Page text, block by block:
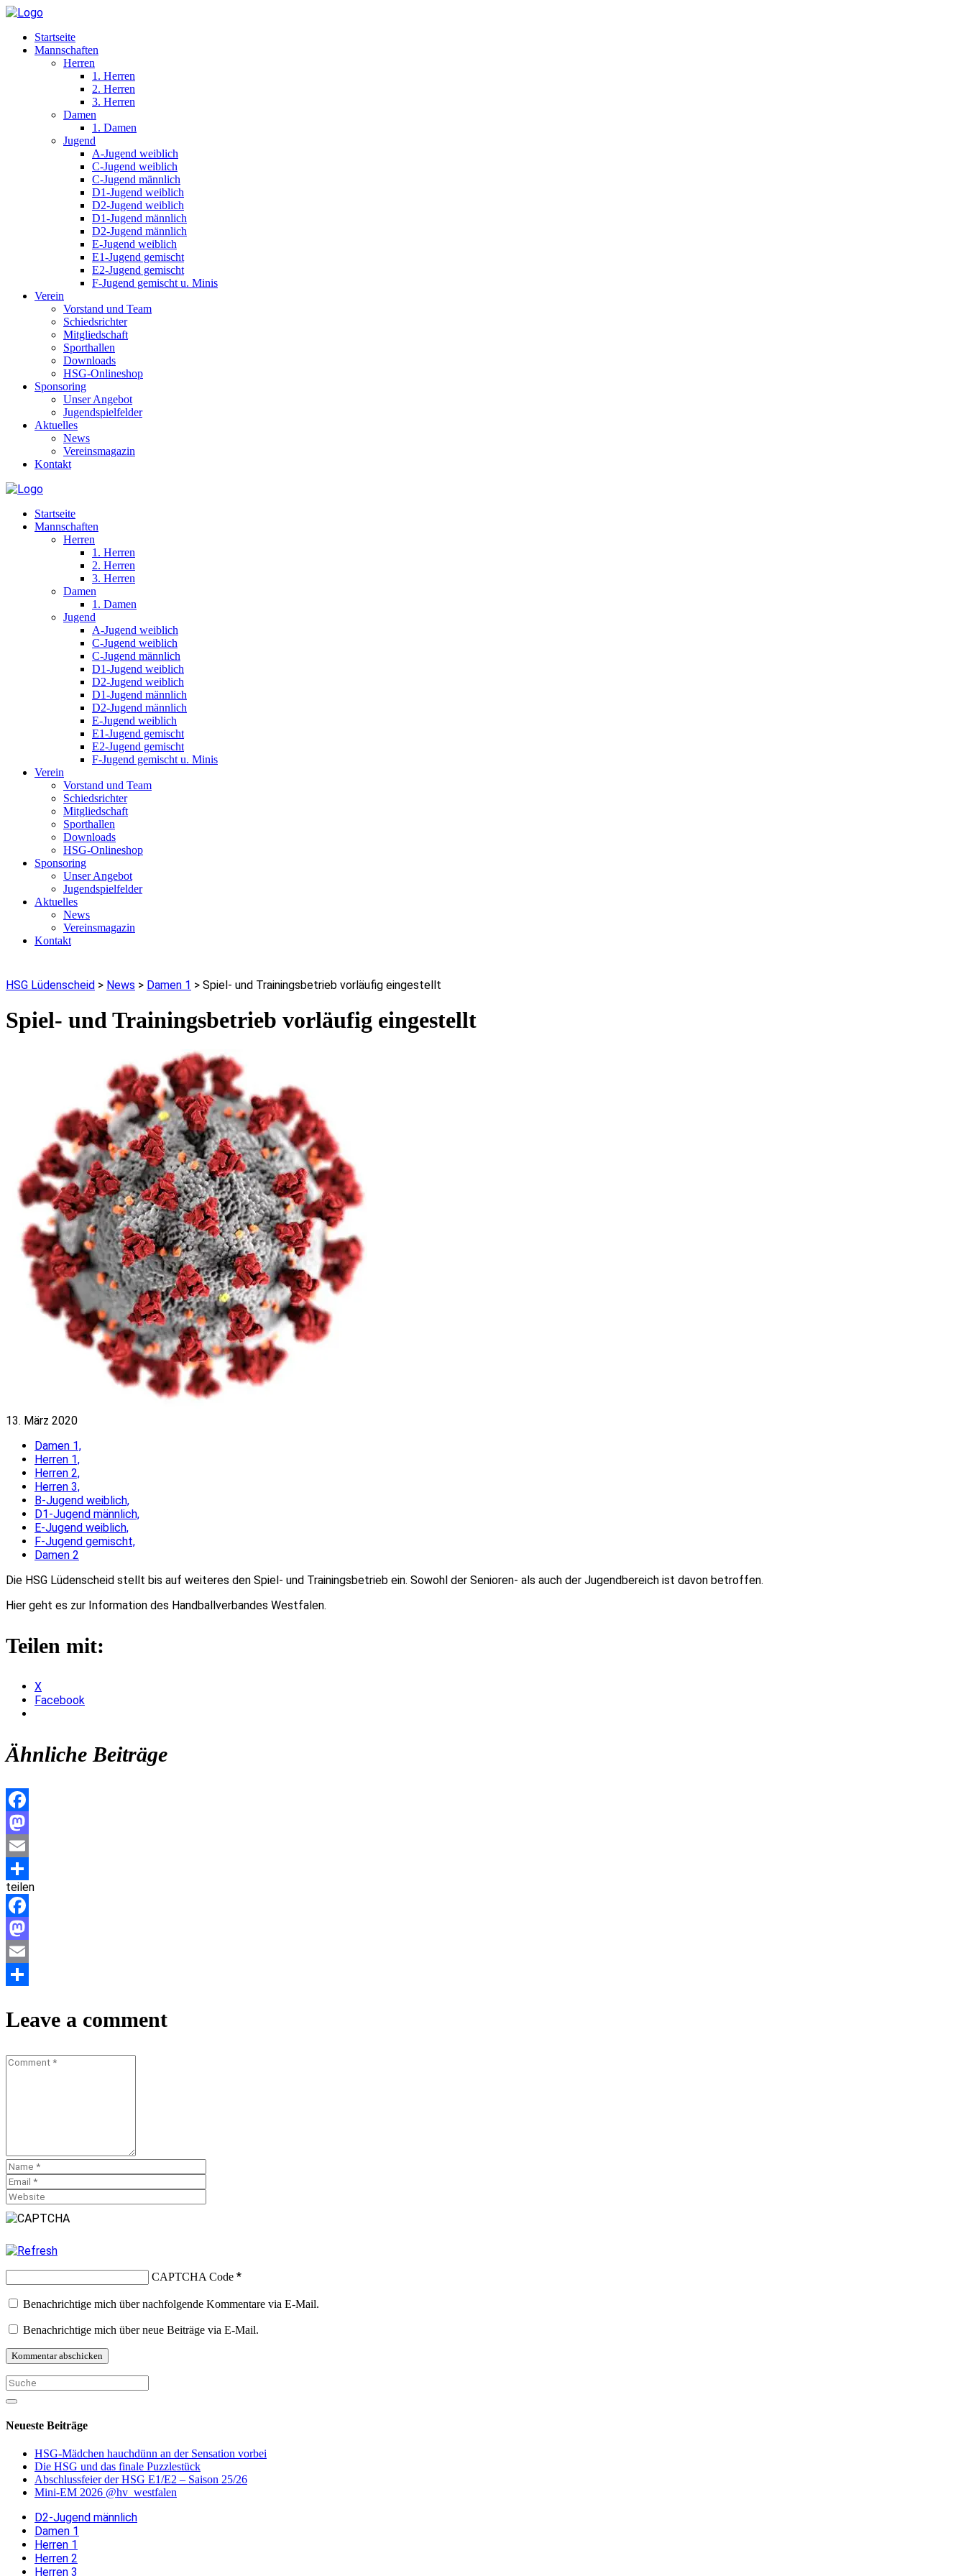
Startseite
Mannschaften
Herren
1. Herren
2. Herren
3. Herren
Damen
1. Damen
Jugend
A-Jugend weiblich
C-Jugend weiblich
C-Jugend männlich
D1-Jugend weiblich
D2-Jugend weiblich
D1-Jugend männlich
D2-Jugend männlich
E-Jugend weiblich
E1-Jugend gemischt
E2-Jugend gemischt
F-Jugend gemischt u. Minis
Verein
Vorstand und Team
Schiedsrichter
Mitgliedschaft
Sporthallen
Downloads
HSG-Onlineshop
Sponsoring
Unser Angebot
Jugendspielfelder
Aktuelles
News
Vereinsmagazin
Kontakt
Startseite
Mannschaften
Herren
1. Herren
2. Herren
3. Herren
Damen
1. Damen
Jugend
A-Jugend weiblich
C-Jugend weiblich
C-Jugend männlich
D1-Jugend weiblich
D2-Jugend weiblich
D1-Jugend männlich
D2-Jugend männlich
E-Jugend weiblich
E1-Jugend gemischt
E2-Jugend gemischt
F-Jugend gemischt u. Minis
Verein
Vorstand und Team
Schiedsrichter
Mitgliedschaft
Sporthallen
Downloads
HSG-Onlineshop
Sponsoring
Unser Angebot
Jugendspielfelder
Aktuelles
News
Vereinsmagazin
Kontakt
HSG Lüdenscheid > News > Damen 1 > Spiel- und Trainingsbetrieb vorläufig eingestellt
Spiel- und Trainingsbetrieb vorläufig eingestellt
13. März 2020
Damen 1,
Herren 1,
Herren 2,
Herren 3,
B-Jugend weiblich,
D1-Jugend männlich,
E-Jugend weiblich,
F-Jugend gemischt,
Damen 2
Die HSG Lüdenscheid stellt bis auf weiteres den Spiel- und Trainingsbetrieb ein. Sowohl der Senioren- als auch der Jugendbereich ist davon betroffen.
Hier geht es zur Information des Handballverbandes Westfalen.
Teilen mit:
X
Facebook
Ähnliche Beiträge
Facebook
Mastodon
Email
Teilen
teilen
Facebook
Mastodon
Email
Leave a comment
CAPTCHA Code *
Benachrichtige mich über nachfolgende Kommentare via E-Mail.
Benachrichtige mich über neue Beiträge via E-Mail.
Neueste Beiträge
HSG-Mädchen hauchdünn an der Sensation vorbei
Die HSG und das finale Puzzlestück
Abschlussfeier der HSG E1/E2 – Saison 25/26
Mini-EM 2026 @hv_westfalen
D2-Jugend männlich
Damen 1
Herren 1
Herren 2
Herren 3